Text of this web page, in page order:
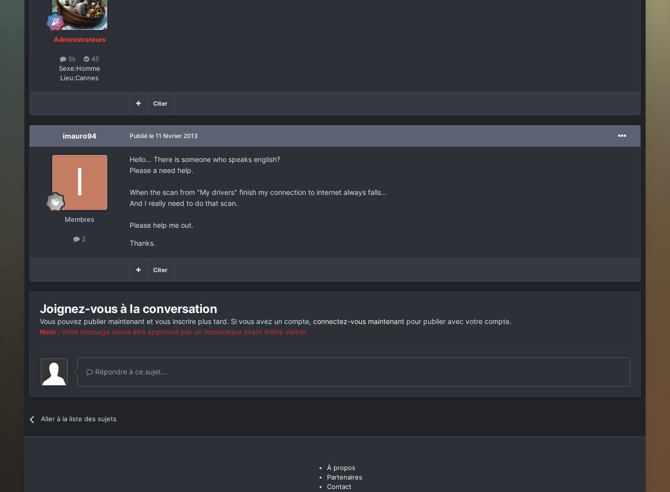
Administrateurs
5k
45
Sexe:Homme
Lieu:Cannes
Citer
imauro94
Membres
2
Publié le 11 février 2013
Hello... There is someone who speaks english?
Please a need help.
When the scan from "My drivers" finish my connection to internet always falls...
And I really need to do that scan.
Please help me out.
Thanks.
Citer
Joignez-vous à la conversation
Vous pouvez publier maintenant et vous inscrire plus tard. Si vous avez un compte, connectez-vous maintenantpour publier avec votre compte.
Note : Votre message devra être approuvé par un modérateur avant d'être visible.
Répondre à ce sujet...
Aller à la liste des sujets
À propos
Partenaires
Contact